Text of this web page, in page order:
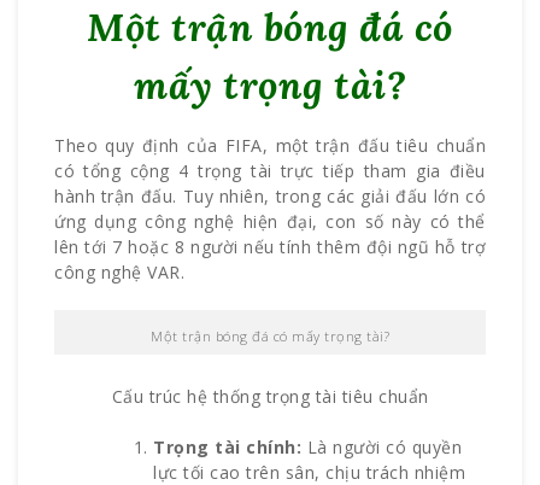
Một trận bóng đá có
mấy trọng tài?
Theo quy định của FIFA, một trận đấu tiêu chuẩn
có tổng cộng 4 trọng tài trực tiếp tham gia điều
hành trận đấu. Tuy nhiên, trong các giải đấu lớn có
ứng dụng công nghệ hiện đại, con số này có thể
lên tới 7 hoặc 8 người nếu tính thêm đội ngũ hỗ trợ
công nghệ VAR.
Một trận bóng đá có mấy trọng tài?
Cấu trúc hệ thống trọng tài tiêu chuẩn
Trọng tài chính: Là người có quyền
lực tối cao trên sân, chịu trách nhiệm